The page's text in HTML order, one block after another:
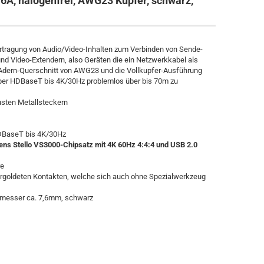
von Audio/Video-Inhalten zum Verbinden von Sende-
Video-Extendern, also Geräten die ein Netzwerkkabel als
Querschnitt von AWG23 und die Vollkupfer-Ausführung
HDBaseT bis 4K/30Hz problemlos über bis 70m zu
Metallsteckern
bis 4K/30Hz
Stello VS3000-Chipsatz mit 4K 60Hz 4:4:4 und USB 2.0
Kontakten, welche sich auch ohne Spezialwerkzeug
ca. 7,6mm, schwarz